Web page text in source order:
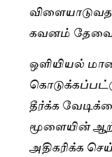
கவனம்
ஒளியியல்
தீர்க்க
மூளையின்
அதிகரிக்க